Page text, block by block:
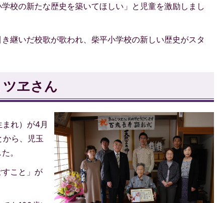
校の新たな歴史を築いてほしい」と児童を激励しまし
継いだ校歌が歌われ、柴平小学校の新しい歴史がスタ
ヱさん
れ）が4月
から、児玉
。
こと」が